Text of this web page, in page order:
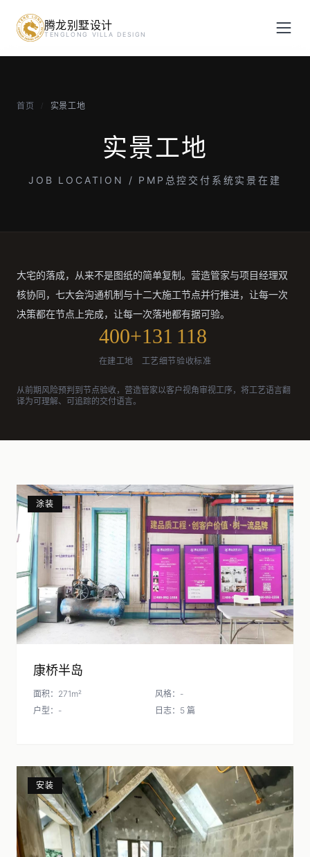
腾龙别墅设计
TENGLONG VILLA DESIGN
首页 / 实景工地
实景工地
JOB LOCATION / PMP总控交付系统实景在建
大宅的落成，从来不是图纸的简单复制。营造管家与项目经理双
核协同，七大会沟通机制与十二大施工节点并行推进，让每一次
决策都在节点上完成，让每一次落地都有据可验。
400+
在建工地
131
工艺细节
118
验收标准
从前期风险预判到节点验收，营造管家以客户视角审视工序，将工艺语言翻
译为可理解、可追踪的交付语言。
涂装
康桥半岛
面积：271m²
风格：-
户型：-
日志：5 篇
安装
预约设计咨询
立即预约